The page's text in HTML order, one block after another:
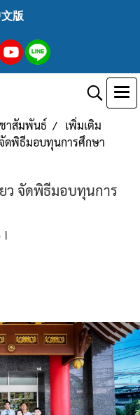
版
าสัมพันธ์
เพิ่มเติม
ดพิธีมอบทุนการศึกษา
ว จัดพิธีมอบทุนการ
|